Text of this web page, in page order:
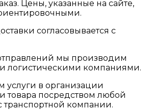
Цены, указанные на сайте,
согласовывается с
мы производим
логистическими компаниями.
услуги в организации
товара посредством любой
транспортной компании.